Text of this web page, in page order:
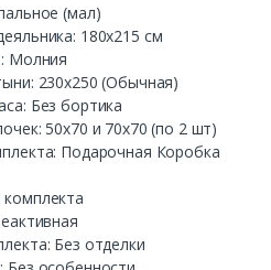
(мал)
180х215 см
Молния
230х250 (Обычная)
Без бортика
50х70 и 70х70 (по 2 шт)
Подарочная Коробка
Без отделки